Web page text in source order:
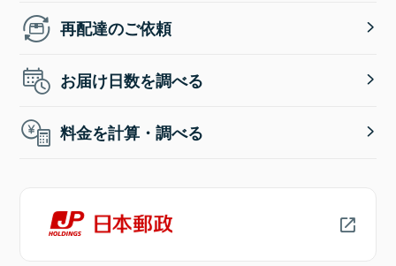
再配達のご依頼
お届け日数を調べる
料金を計算・調べる